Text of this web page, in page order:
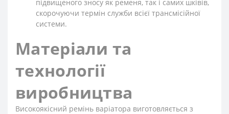
підвищеного зносу як ременя, так і самих шківів,
скорочуючи термін служби всієї трансмісійної
системи.
Матеріали та
технології
виробництва
Високоякісний ремінь варіатора виготовляється з